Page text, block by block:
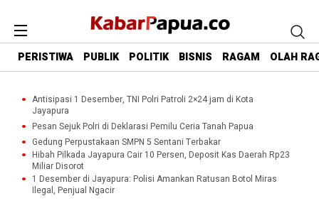
PERISTIWA PUBLIK POLITIK BISNIS RAGAM OLAH
Antisipasi 1 Desember, TNI Polri Patroli 2×24 jam di Kota
Jayapura
Pesan Sejuk Polri di Deklarasi Pemilu Ceria Tanah Papua
Gedung Perpustakaan SMPN 5 Sentani Terbakar
Hibah Pilkada Jayapura Cair 10 Persen, Deposit Kas Daerah Rp23
Miliar Disorot
1 Desember di Jayapura: Polisi Amankan Ratusan Botol Miras
Ilegal, Penjual Ngacir